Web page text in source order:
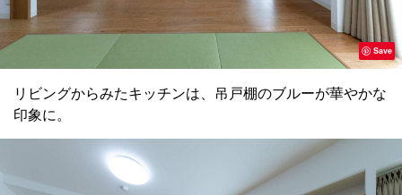
Save
リビングからみたキッチンは、吊戸棚のブルーが華やかな
印象に。